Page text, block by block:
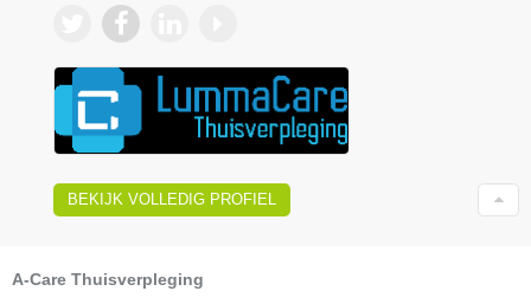
BEKIJK VOLLEDIG PROFIEL
A-Care Thuisverpleging